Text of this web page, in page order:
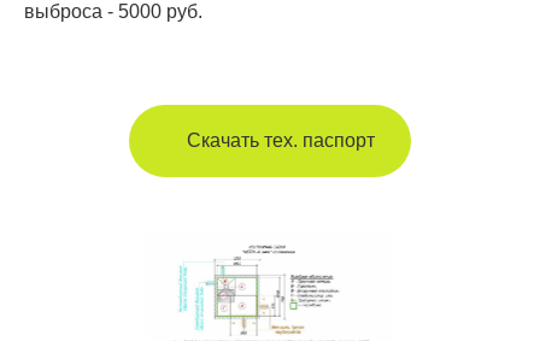
выброса - 5000 руб.
Скачать тех. паспорт
Отправить